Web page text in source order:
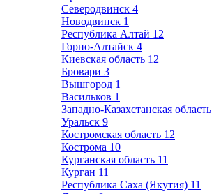
Северодвинск 4
Новодвинск 1
Республика Алтай 12
Горно-Алтайск 4
Киевская область 12
Бровари 3
Вышгород 1
Васильков 1
Западно-Казахстанская область
Уральск 9
Костромская область 12
Кострома 10
Курганская область 11
Курган 11
Республика Саха (Якутия) 11